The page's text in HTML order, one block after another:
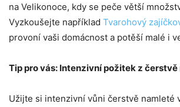
na Velikonoce, kdy se peče větší
Vyzkoušejte například Tvarohový
provoní vaši domácnost a potěší malé i
Tip pro vás: Intenzivní požitek z
Užijte si intenzivní vůni čerstvě namleté